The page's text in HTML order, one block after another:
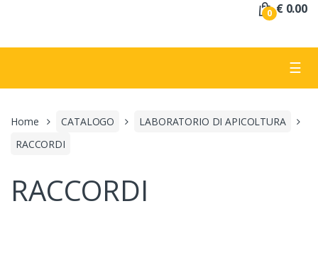
0 € 0.00
☰
Home CATALOGO
LABORATORIO DI APICOLTURA
RACCORDI
RACCORDI